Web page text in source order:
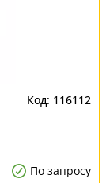
116112
По запросу